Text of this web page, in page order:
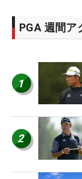
PGA 週間ア
1
2